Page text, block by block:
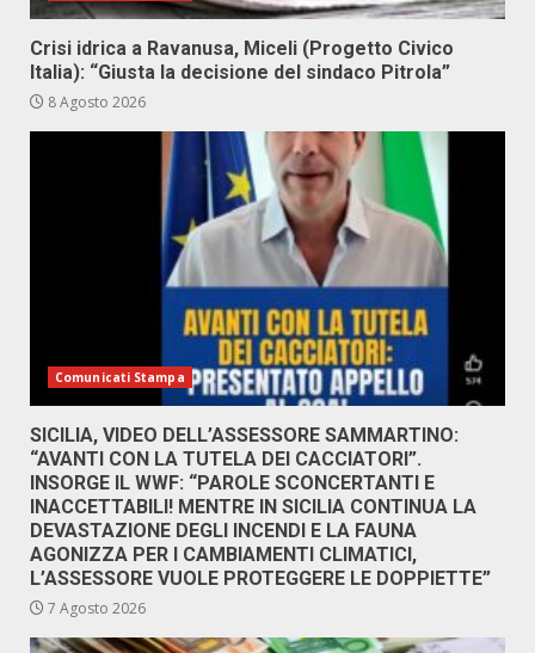
Crisi idrica a Ravanusa, Miceli (Progetto Civico
Italia): “Giusta la decisione del sindaco Pitrola”
8 Agosto 2026
Comunicati Stampa
SICILIA, VIDEO DELL’ASSESSORE SAMMARTINO:
“AVANTI CON LA TUTELA DEI CACCIATORI”.
INSORGE IL WWF: “PAROLE SCONCERTANTI E
INACCETTABILI! MENTRE IN SICILIA CONTINUA LA
DEVASTAZIONE DEGLI INCENDI E LA FAUNA
AGONIZZA PER I CAMBIAMENTI CLIMATICI,
L’ASSESSORE VUOLE PROTEGGERE LE DOPPIETTE”
7 Agosto 2026